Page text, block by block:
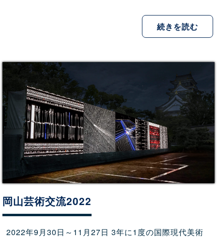
続きを読む
岡山芸術交流2022
2022年9月30日～11月27日 3年に1度の国際現代美術